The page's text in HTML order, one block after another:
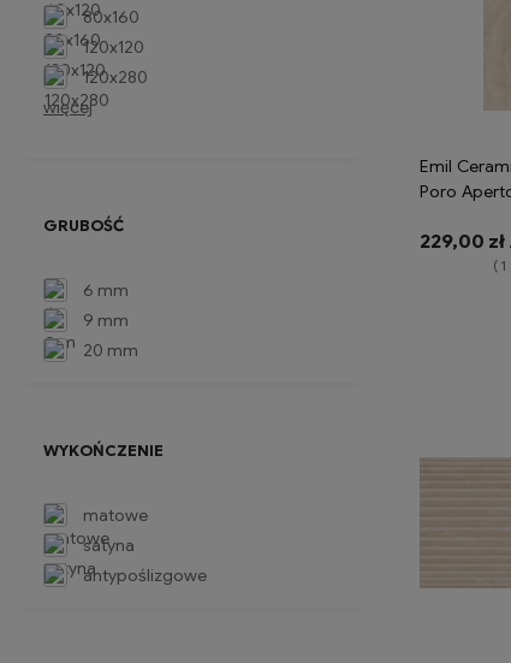
80x160
120x120
120x280
więcej
GRUBOŚĆ
6 mm
9 mm
20 mm
WYKOŃCZENIE
matowe
satyna
antypoślizgowe
Emil
Poro
imitujące
229,00 zł
(